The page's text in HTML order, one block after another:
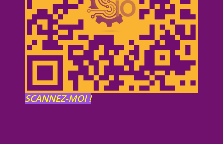
SCANNEZ-MOI !